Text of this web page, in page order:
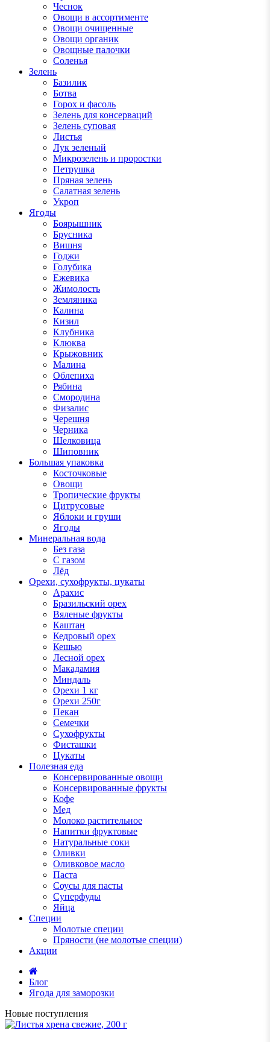
Чеснок
Овощи в ассортименте
Овощи очищенные
Овощи органик
Овощные палочки
Соленья
Зелень
Базилик
Ботва
Горох и фасоль
Зелень для консерваций
Зелень суповая
Листья
Лук зеленый
Микрозелень и проростки
Петрушка
Пряная зелень
Салатная зелень
Укроп
Ягоды
Боярышник
Брусника
Вишня
Годжи
Голубика
Ежевика
Жимолость
Земляника
Калина
Кизил
Клубника
Клюква
Крыжовник
Малина
Облепиха
Рябина
Смородина
Физалис
Черешня
Черника
Шелковица
Шиповник
Большая упаковка
Косточковые
Овощи
Тропические фрукты
Цитрусовые
Яблоки и груши
Ягоды
Минеральная вода
Без газа
С газом
Лёд
Орехи, сухофрукты, цукаты
Арахис
Бразильский орех
Вяленые фрукты
Каштан
Кедровый орех
Кешью
Лесной орех
Макадамия
Миндаль
Орехи 1 кг
Орехи 250г
Пекан
Семечки
Сухофрукты
Фисташки
Цукаты
Полезная еда
Консервированные овощи
Консервированные фрукты
Кофе
Мед
Молоко растительное
Напитки фруктовые
Натуральные соки
Оливки
Оливковое масло
Паста
Соусы для пасты
Суперфуды
Яйца
Специи
Молотые специи
Пряности (не молотые специи)
Акции
Блог
Ягода для заморозки
Новые поступления